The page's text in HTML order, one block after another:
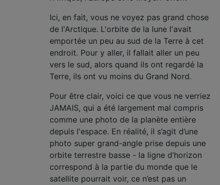
Ici, en fait, vous ne voyez pas grand chose
de l'Arctique. L'orbite de la lune l'avait
emportée un peu au sud de la Terre à cet
endroit. Pour y aller, il fallait aller un peu
vers le sud, alors quand ils ont regardé la
Terre, ils ont vu moins du Grand Nord.
Pour être clair, voici ce que vous ne verriez
JAMAIS, qui a été largement mal compris
comme une photo de la planète entière
depuis l'espace. En réalité, il s’agit d’une
photo super grand-angle prise depuis une
orbite terrestre basse - la ligne d’horizon
correspond à la partie du monde que le
satellite pourrait voir, ce n’est pas un